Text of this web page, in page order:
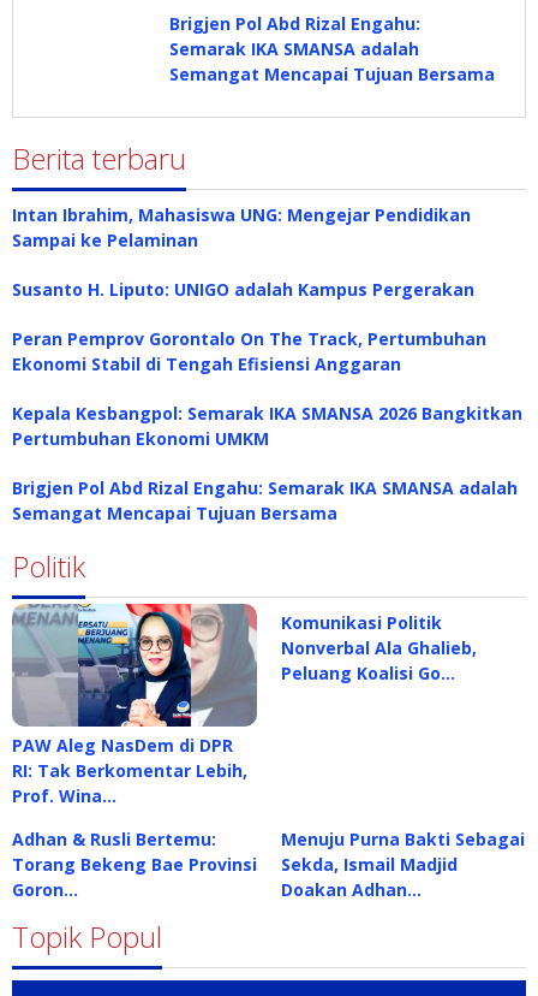
Brigjen Pol Abd Rizal Engahu:
Semarak IKA SMANSA adalah
Semangat Mencapai Tujuan Bersama
Berita terbaru
Intan Ibrahim, Mahasiswa UNG: Mengejar Pendidikan
Sampai ke Pelaminan
Susanto H. Liputo: UNIGO adalah Kampus Pergerakan
Peran Pemprov Gorontalo On The Track, Pertumbuhan
Ekonomi Stabil di Tengah Efisiensi Anggaran
Kepala Kesbangpol: Semarak IKA SMANSA 2026 Bangkitkan
Pertumbuhan Ekonomi UMKM
Brigjen Pol Abd Rizal Engahu: Semarak IKA SMANSA adalah
Semangat Mencapai Tujuan Bersama
Politik
PAW Aleg NasDem di DPR
RI: Tak Berkomentar Lebih,
Prof. Wina…
Komunikasi Politik
Nonverbal Ala Ghalieb,
Peluang Koalisi Go…
Adhan & Rusli Bertemu:
Torang Bekeng Bae Provinsi
Goron…
Menuju Purna Bakti Sebagai
Sekda, Ismail Madjid
Doakan Adhan…
Topik Popul